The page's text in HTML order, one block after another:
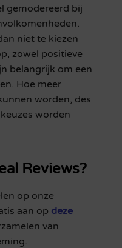
gemodereerd bij
niet te kiezen
zowel positieve
belangrijk om een
Hoe meer
worden, des
worden
Reviews?
op onze
aan op deze
van